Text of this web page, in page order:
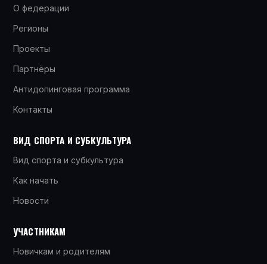
О федерации
Регионы
Проекты
Партнёры
Антидопинговая программа
Контакты
ВИД СПОРТА И СУБКУЛЬТУРА
Вид спорта и субкультура
Как начать
Новости
УЧАСТНИКАМ
Новичкам и родителям